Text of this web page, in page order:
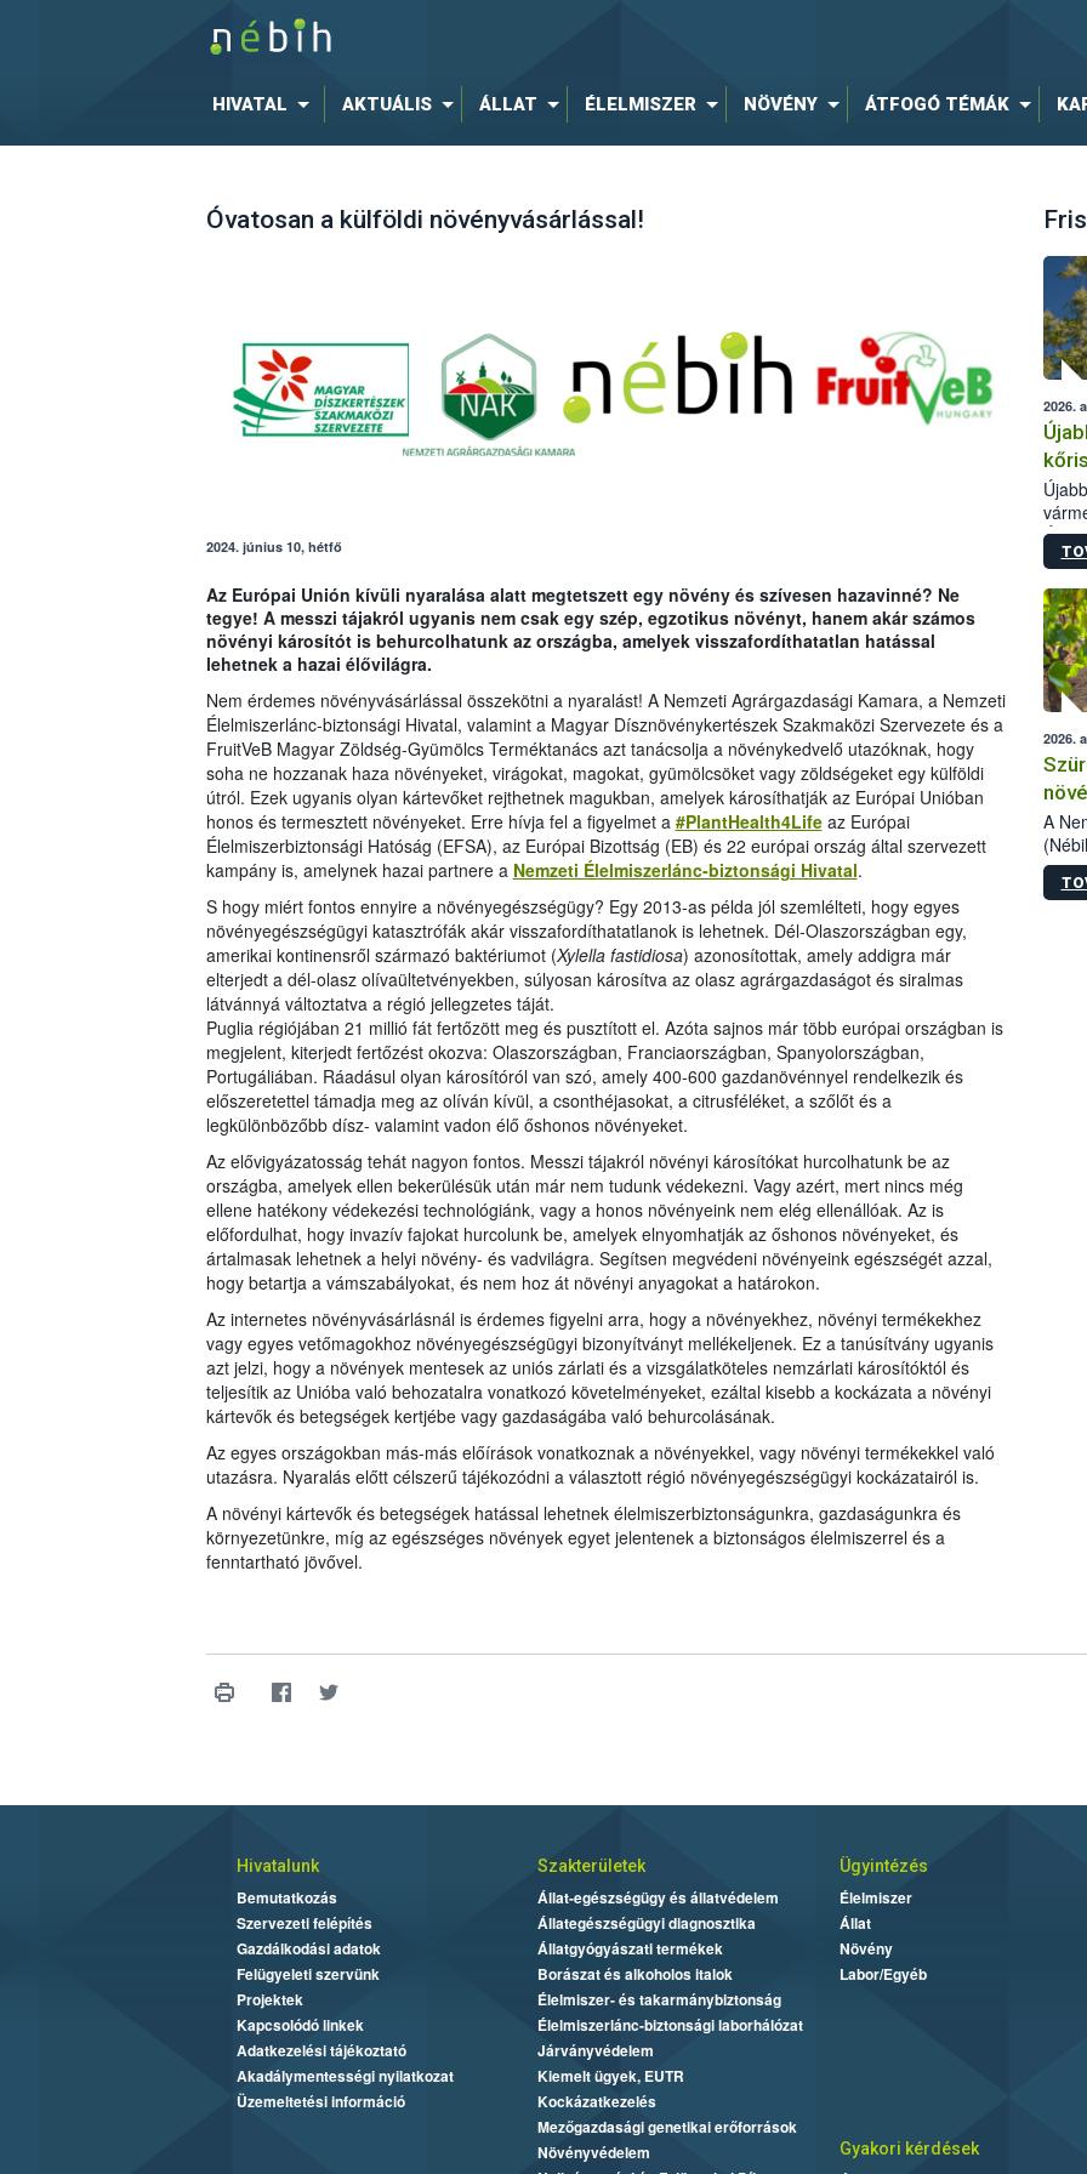
HIVATAL AKTUÁLIS ÁLLAT ÉLELMISZER NÖVÉNY ÁTFOGÓ TÉMÁK
Óvatosan a külföldi növényvásárlással!
2024. június 10, hétfő
Az Európai Unión kívüli nyaralása alatt megtetszett egy növény és szívesen hazavinné? Ne
tegye! A messzi tájakról ugyanis nem csak egy szép, egzotikus növényt, hanem akár számos
növényi károsítót is behurcolhatunk az országba, amelyek visszafordíthatatlan hatással
lehetnek a hazai élővilágra.
Nem érdemes növényvásárlással összekötni a nyaralást! A Nemzeti Agrárgazdasági Kamara, a Nemzeti
Élelmiszerlánc-biztonsági Hivatal, valamint a Magyar Dísznövénykertészek Szakmaközi Szervezete és a
FruitVeB Magyar Zöldség-Gyümölcs Terméktanács azt tanácsolja a növénykedvelő utazóknak, hogy
soha ne hozzanak haza növényeket, virágokat, magokat, gyümölcsöket vagy zöldségeket egy külföldi
útról. Ezek ugyanis olyan kártevőket rejthetnek magukban, amelyek károsíthatják az Európai Unióban
honos és termesztett növényeket. Erre hívja fel a figyelmet a #PlantHealth4Lifeaz Európai
Élelmiszerbiztonsági Hatóság (EFSA), az Európai Bizottság (EB) és 22 európai ország által szervezett
kampány is, amelynek hazai partnere a Nemzeti Élelmiszerlánc-biztonsági Hivatal.
S hogy miért fontos ennyire a növényegészségügy? Egy 2013-as példa jól szemlélteti, hogy egyes
növényegészségügyi katasztrófák akár visszafordíthatatlanok is lehetnek. Dél-Olaszországban egy,
amerikai kontinensről származó baktériumot (Xylella fastidiosa) azonosítottak, amely addigra már
elterjedt a dél-olasz olívaültetvényekben, súlyosan károsítva az olasz agrárgazdaságot és siralmas
látvánnyá változtatva a régió jellegzetes táját.
Puglia régiójában 21 millió fát fertőzött meg és pusztított el. Azóta sajnos már több európai országban is
megjelent, kiterjedt fertőzést okozva: Olaszországban, Franciaországban, Spanyolországban,
Portugáliában. Ráadásul olyan károsítóról van szó, amely 400-600 gazdanövénnyel rendelkezik és
előszeretettel támadja meg az olíván kívül, a csonthéjasokat, a citrusféléket, a szőlőt és a
legkülönbözőbb dísz- valamint vadon élő őshonos növényeket.
Az elővigyázatosság tehát nagyon fontos. Messzi tájakról növényi károsítókat hurcolhatunk be az
országba, amelyek ellen bekerülésük után már nem tudunk védekezni. Vagy azért, mert nincs még
ellene hatékony védekezési technológiánk, vagy a honos növényeink nem elég ellenállóak. Az is
előfordulhat, hogy invazív fajokat hurcolunk be, amelyek elnyomhatják az őshonos növényeket, és
ártalmasak lehetnek a helyi növény- és vadvilágra. Segítsen megvédeni növényeink egészségét azzal,
hogy betartja a vámszabályokat, és nem hoz át növényi anyagokat a határokon.
Az internetes növényvásárlásnál is érdemes figyelni arra, hogy a növényekhez, növényi termékekhez
vagy egyes vetőmagokhoz növényegészségügyi bizonyítványt mellékeljenek. Ez a tanúsítvány ugyanis
azt jelzi, hogy a növények mentesek az uniós zárlati és a vizsgálatköteles nemzárlati károsítóktól és
teljesítik az Unióba való behozatalra vonatkozó követelményeket, ezáltal kisebb a kockázata a növényi
kártevők és betegségek kertjébe vagy gazdaságába való behurcolásának.
Az egyes országokban más-más előírások vonatkoznak a növényekkel, vagy növényi termékekkel való
utazásra. Nyaralás előtt célszerű tájékozódni a választott régió növényegészségügyi kockázatairól is.
A növényi kártevők és betegségek hatással lehetnek élelmiszerbiztonságunkra, gazdaságunkra és
környezetünkre, míg az egészséges növények egyet jelentenek a biztonságos élelmiszerrel és a
fenntartható jövővel.
2026.
2026.
A
Hivatalunk
Bemutatkozás
Szervezeti felépítés
Gazdálkodási adatok
Felügyeleti szervünk
Projektek
Kapcsolódó linkek
Adatkezelési tájékoztató
Akadálymentességi nyilatkozat
Üzemeltetési információ
Szakterületek
Állat-egészségügy és állatvédelem
Állategészségügyi diagnosztika
Állatgyógyászati termékek
Borászat és alkoholos italok
Élelmiszer- és takarmánybiztonság
Élelmiszerlánc-biztonsági laborhálózat
Járványvédelem
Kiemelt ügyek, EUTR
Kockázatkezelés
Mezőgazdasági genetikai erőforrások
Növényvédelem
Ügyintézés
Élelmiszer
Állat
Növény
Labor/Egyéb
Gyakori kérdések